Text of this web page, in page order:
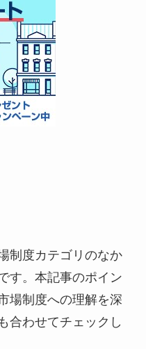
制度カテゴリのなか
す。本記事のポイン
場制度への理解を深
合わせてチェックし